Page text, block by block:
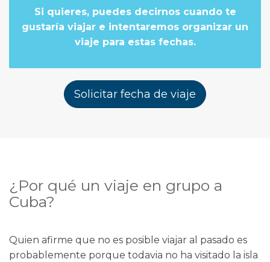
Si quieres, puedes decirnos cuando te
gustaría viajar e intentaremos organizar un
viaje para estas fechas.
Solicitar fecha de viaje
¿Por qué un viaje en grupo a
Cuba?
Quien afirme que no es posible viajar al pasado es
probablemente porque todavia no ha visitado la isla